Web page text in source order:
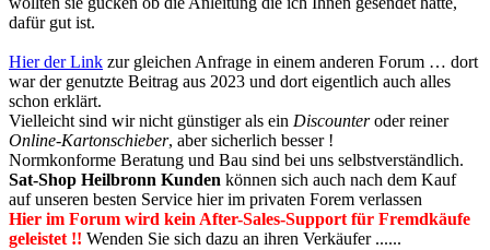
dafür gut ist.
Hier der Link zur gleichen Anfrage in einem anderen Forum … dort
war der genutzte Beitrag aus 2023 und dort eigentlich auch alles
schon erklärt.
Vielleicht sind wir nicht günstiger als ein Discounteroder reiner
Online-Kartonschieber, aber sicherlich besser !
Normkonforme Beratung und Bau sind bei uns selbstverständlich.
Sat-Shop Heilbronn Kunden können sich auch nach dem Kauf
auf unseren besten Service hier im privaten Forem verlassen
Hier im Forum wird kein After-Sales-Support für Fremdkäufe
geleistet !! Wenden Sie sich dazu an ihren Verkäufer ......